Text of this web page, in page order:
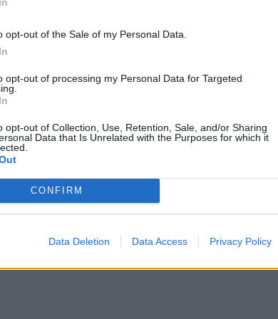
opt-out of the Sale of my Personal Data.
opt-out of processing my Personal Data for Targeted
opt-out of Collection, Use, Retention, Sale, and/or Sharing
Data that Is Unrelated with the Purposes for which it
CONFIRM
Data Deletion Data Access Privacy Policy
in campo al Monigo di Treviso
che profuma già di alta classifica. I Leoni
successo esterno ottenuto in
aperto la loro campagna europea con un
incamerando 5 punti e mettendosi
Monigo va in scena uno scontro diretto
in Top14.